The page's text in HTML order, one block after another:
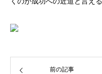
前の記事